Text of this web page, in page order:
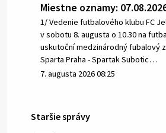
Miestne oznamy:
1/ Vedenie futbalového klubu FC
v sobotu 8. augusta o 10.30 na
uskutoční medzinárodný fubalový
Sparta Praha - Spartak Subotic…
7. augusta 2026 08:25
6. augusta 2026 08:13
Staršie správy